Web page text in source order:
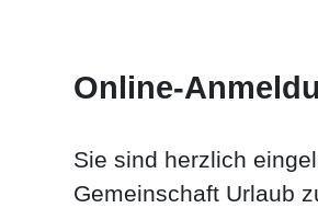
Online-
Sie sind herzlich
Gemeinschaft Urlaub